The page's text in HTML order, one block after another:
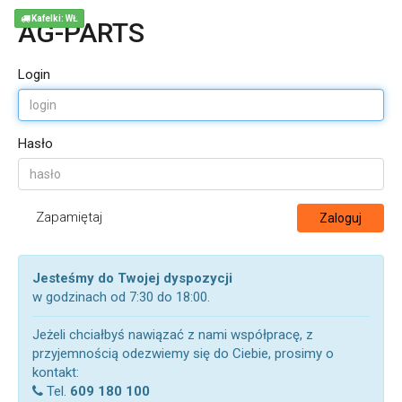
AG-PARTS
Login
Hasło
Zapamiętaj Zaloguj
Jesteśmy do Twojej dyspozycji
w godzinach od 7:30 do 18:00.
Jeżeli chciałbyś nawiązać z nami współpracę, z
przyjemnością odezwiemy się do Ciebie, prosimy o
kontakt:
Tel. 609 180 100
Kafelki: WŁ